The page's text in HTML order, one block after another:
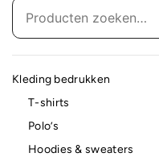
Kleding bedrukken
T-shirts
Polo’s
Hoodies & sweaters